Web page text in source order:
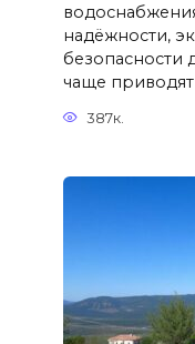
надёжности,
безопасности
чаще
387к.